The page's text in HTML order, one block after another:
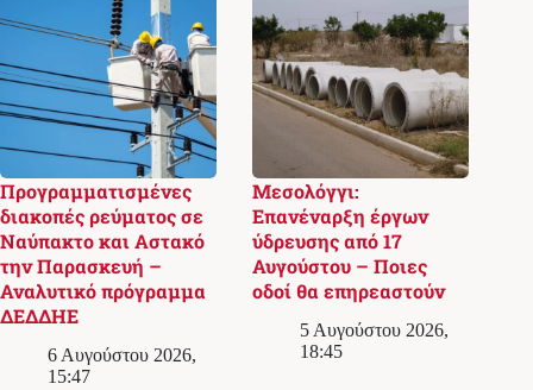
Προγραμματισμένες
διακοπές ρεύματος σε
Ναύπακτο και Αστακό
την Παρασκευή –
Αναλυτικό πρόγραμμα
ΔΕΔΔΗΕ
6 Αυγούστου 2026,
15:47
Μεσολόγγι:
Επανέναρξη έργων
ύδρευσης από 17
Αυγούστου – Ποιες
οδοί θα επηρεαστούν
5 Αυγούστου 2026,
18:45